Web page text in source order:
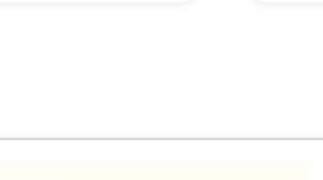
設を探すこともできます。